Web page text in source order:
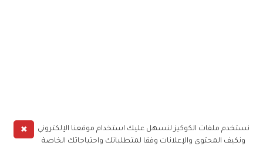
✖
نستخدم ملفات الكوكيز لنسهل عليك استخدام موقعنا الإلكتروني
ونكيف المحتوى والإعلانات وفقا لمتطلباتك واحتياجاتك الخاصة